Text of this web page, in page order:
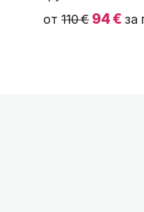
от 110 € 94 € за